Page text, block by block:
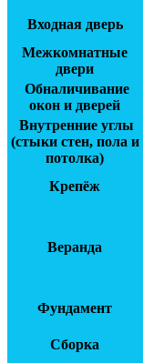
Входная дверь
Межкомнатные
двери
Обналичивание
окон и дверей
Внутренние углы
(стыки стен, пола и
потолка)
Крепёж
Веранда
Фундамент
Сборка